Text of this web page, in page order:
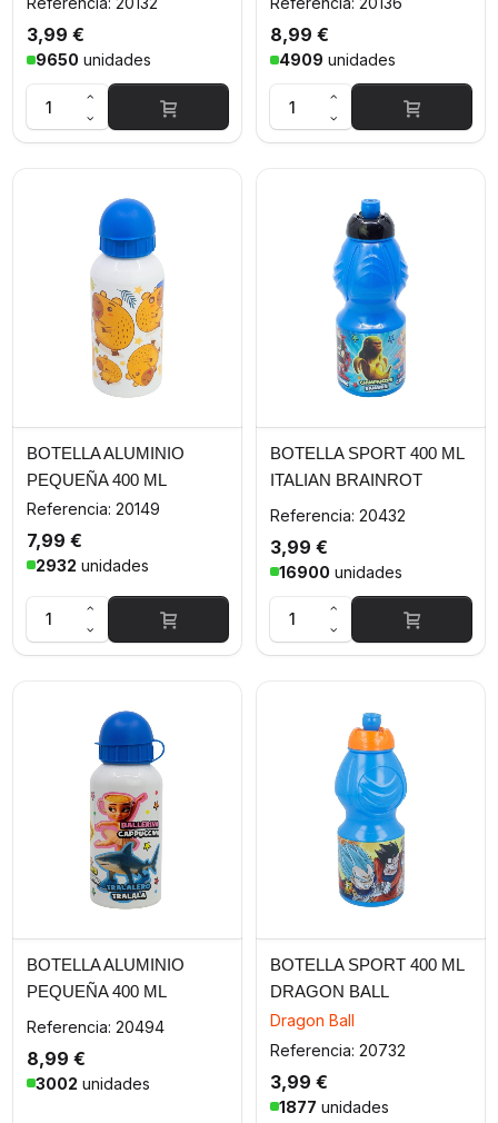
9650 unidades
3,99 €
4909 unidades
8,99 €
BOTELLA ALUMINIO
PEQUEÑA 400 ML
CAPIBARA
Referencia: 20149
2932 unidades
7,99 €
BOTELLA SPORT 400 ML
ITALIAN BRAINROT
Referencia: 20432
16900 unidades
3,99 €
BOTELLA ALUMINIO
PEQUEÑA 400 ML
ITALIAN BRAINROT
Referencia: 20494
3002 unidades
8,99 €
BOTELLA SPORT 400 ML
DRAGON BALL
Dragon Ball
Referencia: 20732
1877 unidades
3,99 €